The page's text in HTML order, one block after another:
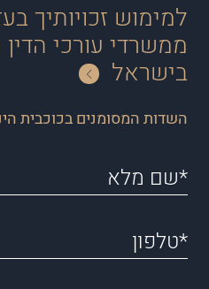
למימוש זכויותיך
ממשרדי עורכי הדין
בישראל
השדות המסומנים בכוכבית